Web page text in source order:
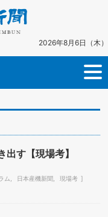
2026年8月6日（木）
出す【現場考】
ム 日本産機新聞 現場考